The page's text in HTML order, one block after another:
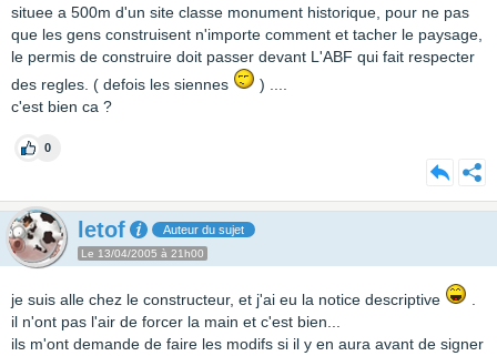
situee a 500m d'un site classe monument historique, pour ne pas
que les gens construisent n'importe comment et tacher le paysage,
le permis de construire doit passer devant L'ABF qui fait respecter
des regles. ( defois les siennes
) ....
c'est bien ca ?
0
letof Auteur du sujet
Le 13/04/2005 à 21h00
je suis alle chez le constructeur, et j'ai eu la notice descriptive
il n'ont pas l'air de forcer la main et c'est bien...
ils m'ont demande de faire les modifs si il y en aura avant de signer